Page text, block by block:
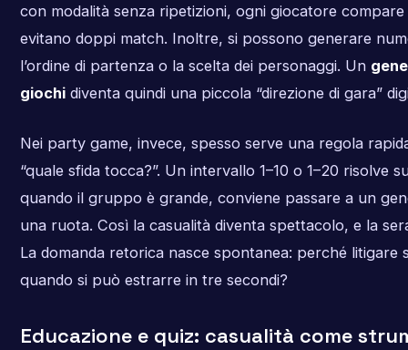
con modalità senza ripetizioni, ogni giocatore
evitano doppi match. Inoltre, si possono generare
l’ordine di partenza o la scelta dei personaggi. Un
giochidiventa quindi una piccola “direzione di gara”
Nei party game, invece, spesso serve una regola
“quale sfida tocca?”. Un intervallo 1–10 o 1–20 risolve
quando il gruppo è grande, conviene passare a un
una ruota. Così la casualità diventa spettacolo, e la
La domanda retorica nasce spontanea: perché litigare
quando si può estrarre in tre secondi?
Educazione e quiz: casualità come